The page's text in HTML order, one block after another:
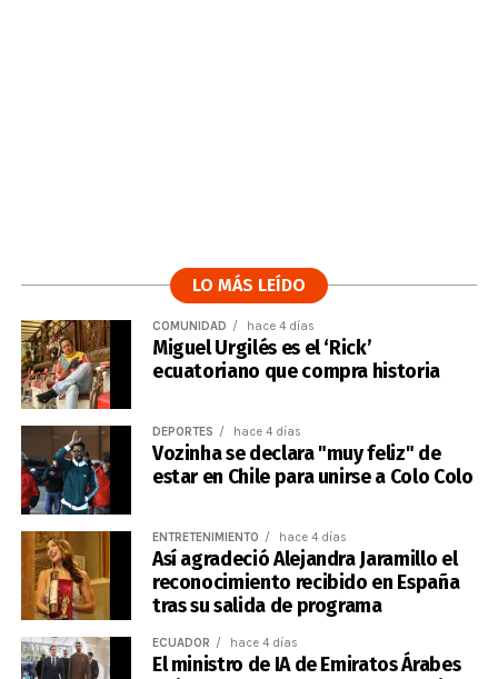
LO MÁS LEÍDO
COMUNIDAD hace 4 días
Miguel Urgilés es el ‘Rick’
ecuatoriano que compra historia
DEPORTES hace 4 días
Vozinha se declara "muy feliz" de
estar en Chile para unirse a Colo Colo
ENTRETENIMIENTO hace 4 días
Así agradeció Alejandra Jaramillo el
reconocimiento recibido en España
tras su salida de programa
ECUADOR hace 4 días
El ministro de IA de Emiratos Árabes